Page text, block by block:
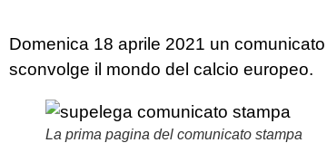
Domenica 18 aprile 2021 un
sconvolge il mondo del calcio europeo.
La prima pagina del comunicato stampa